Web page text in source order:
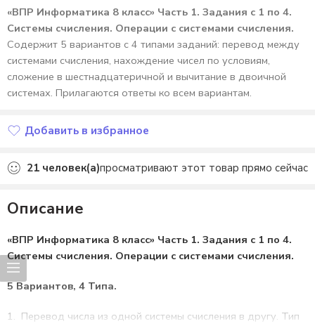
«ВПР Информатика 8 класс» Часть 1. Задания с 1 по 4.
Системы счисления. Операции с системами счисления.
Содержит 5 вариантов с 4 типами заданий: перевод между
системами счисления, нахождение чисел по условиям,
сложение в шестнадцатеричной и вычитание в двоичной
системах. Прилагаются ответы ко всем вариантам.
Добавить в избранное
21 человек(а)просматривают этот товар прямо сейчас
Описание
«ВПР Информатика 8 класс» Часть 1. Задания с 1 по 4.
Системы счисления. Операции с системами счисления.
5 Вариантов, 4 Типа.
Перевод числа из одной системы счисления в другу. Тип